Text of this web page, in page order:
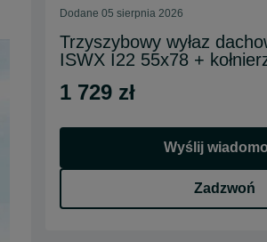
Dodane 05 sierpnia 2026
Trzyszybowy wyłaz
ISWX I22 55x78 +
1 729 zł
Wyślij
Zadzwoń